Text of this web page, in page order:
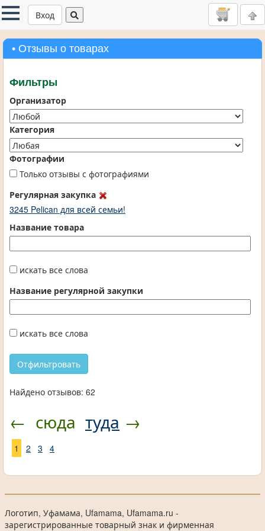
Вход
• Отзывы о товарах
Фильтры
Организатор
Категория
Фотографии
Только отзывы с фотографиями
Регулярная закупка
3245 Pelican для всей семьи!
Название товара
искать все слова
Название регулярной закупки
искать все слова
Найдено отзывов: 62
← сюда туда →
1 2 3 4
Логотип, Уфамама, Ufamama, Ufamama.ru -
зарегистрированные товарный знак и фирменная